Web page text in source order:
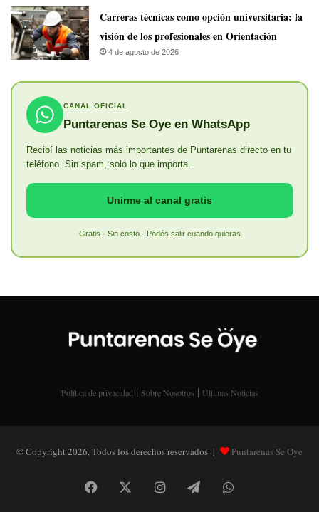
Carreras técnicas como opción universitaria: la
visión de los profesionales en Orientación
4 de agosto de 2026
CANAL OFICIAL
Puntarenas Se Oye en WhatsApp
Recibí las noticias más importantes de Puntarenas directo en tu
teléfono. Sin spam, solo lo que importa.
Unirme al canal gratis
Gratis · Sin costo · Podés salir cuando quieras
Política de privacidad | Sobre Nosotros | Últimas Noticias
© Copyright 2026, Todos los derechos reservados | Puntarenas Se Oye
Facebook InstagramTelegramWhatsApp